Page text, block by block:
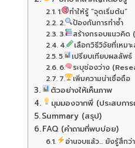
1.
ทำให้รู้ “จุดเริ่มต้น”
2.
ป้องกันการทำซ้ำ
3.
สร้างกรอบแนวคิด
4.
เลือกวิธีวิจัยที่เหมา
5.
เปรียบเทียบผลลัพธ์
6.
ระบุช่องว่าง
7.
เพิ่มความน่าเชื่อถือ
ตัวอย่างให้เห็นภาพ
มุมมองจากพี่ (ประสบกา
Summary (สรุป)
FAQ (คำถามที่พบบ่อย)
อ่านจบแล้ว... ยังรู้สึกว่